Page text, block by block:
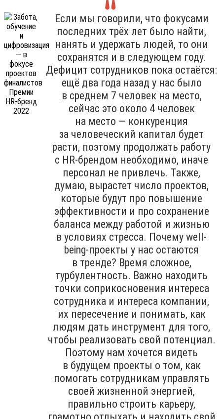
Если мы говорили, что фокусами
последних трёх лет было найти,
нанять и удержать людей, то они
сохранятся и в следующем году.
Дефицит сотрудников пока остаётся:
ещё два года назад у нас было
в среднем 7 человек на место,
сейчас это около 4 человек
на место — конкуренция
за человеческий капитал будет
расти, поэтому продолжать работу
с HR-брендом необходимо, иначе
персонал не привлечь. Также,
думаю, вырастет число проектов,
которые будут про повышение
эффективности и про сохранение
баланса между работой и жизнью
в условиях стресса. Почему well-
being-проекты у нас остаются
в тренде? Время сложное,
турбулентность. Важно находить
точки соприкосновения интереса
сотрудника и интереса компании,
их пересечение и понимать, как
людям дать инструмент для того,
чтобы реализовать свой потенциал.
Поэтому нам хочется видеть
в будущем проекты о том, как
помогать сотрудникам управлять
своей жизненной энергией,
правильно строить карьеру,